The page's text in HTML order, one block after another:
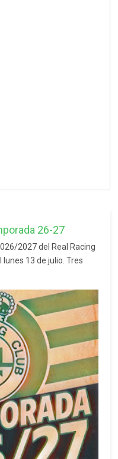
26-27
2027 del Real Racing
13 de julio. Tres